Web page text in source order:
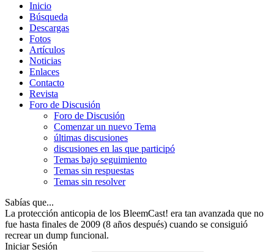
Inicio
Búsqueda
Descargas
Fotos
Artículos
Noticias
Enlaces
Contacto
Revista
Foro de Discusión
Foro de Discusión
Comenzar un nuevo Tema
últimas discusiones
discusiones en las que participó
Temas bajo seguimiento
Temas sin respuestas
Temas sin resolver
Sabías que...
La protección anticopia de los BleemCast! era tan avanzada que no
fue hasta finales de 2009 (8 años después) cuando se consiguió
recrear un dump funcional.
Iniciar Sesión